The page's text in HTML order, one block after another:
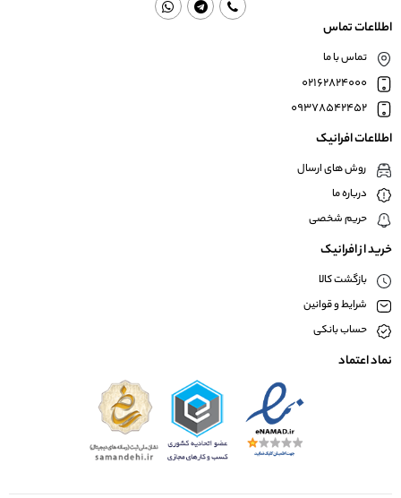
اطلاعات تماس
تماس با ما
02162824000
09378542452
اطلاعات افرانیک
روش های ارسال
درباره ما
حریم شخصی
خرید از افرانیک
بازگشت کالا
شرایط و قوانین
حساب بانکی
نماد اعتماد